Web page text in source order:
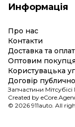
Информація
Про нас
Контакти
Доставка та
Оптовим
Користувацька
Договір
Created by
Запчастини Мітсубісі
© 2026 911auto. All